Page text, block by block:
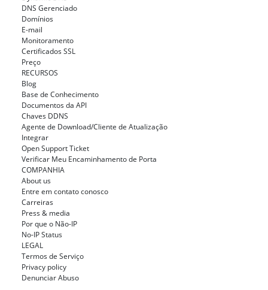
DNS Gerenciado
Domínios
E-mail
Monitoramento
Certificados SSL
Preço
RECURSOS
Blog
Base de Conhecimento
Documentos da API
Chaves DDNS
Agente de Download/Cliente de Atualização
Integrar
Open Support Ticket
Verificar Meu Encaminhamento de Porta
COMPANHIA
About us
Entre em contato conosco
Carreiras
Press & media
Por que o Não-IP
No-IP Status
LEGAL
Termos de Serviço
Privacy policy
Denunciar Abuso